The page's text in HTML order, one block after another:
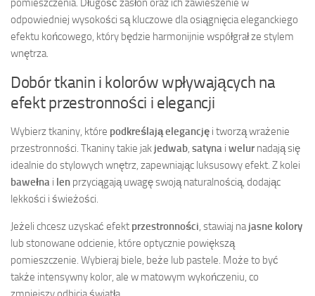
pomieszczenia. Długość zasłon oraz ich zawieszenie w
odpowiedniej wysokości są kluczowe dla osiągnięcia eleganckiego
efektu końcowego, który będzie harmonijnie współgrał ze stylem
wnętrza.
Dobór tkanin i kolorów wpływających na
efekt przestronności i elegancji
Wybierz tkaniny, które podkreślają elegancję i tworzą wrażenie
przestronności. Tkaniny takie jak jedwab, satyna i welurnadają się
idealnie do stylowych wnętrz, zapewniając luksusowy efekt. Z kolei
bawełna i len przyciągają uwagę swoją naturalnością, dodając
lekkości i świeżości.
Jeżeli chcesz uzyskać efekt przestronności, stawiaj najasne kolory
lub stonowane odcienie, które optycznie powiększą
pomieszczenie. Wybieraj biele, beże lub pastele. Może to być
także intensywny kolor, ale w matowym wykończeniu, co